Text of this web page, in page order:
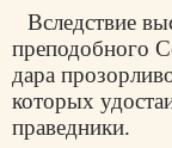
Вследствие
преподобного
дара
которых
праведники.